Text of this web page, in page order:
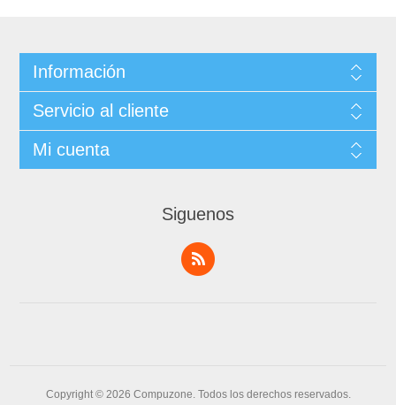
Información
Servicio al cliente
Mi cuenta
Siguenos
Copyright © 2026 Compuzone. Todos los derechos reservados.